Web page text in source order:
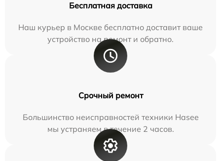
Бесплатная доставка
Наш курьер в Москве бесплатно доставит ваше
устройство на ремонт и обратно.
Срочный ремонт
Большинство неисправностей техники Hasee
мы устраняем в течение 2 часов.